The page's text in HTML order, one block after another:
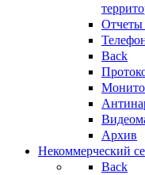
Отчеты
Back
Архив
Некоммерческий
Back